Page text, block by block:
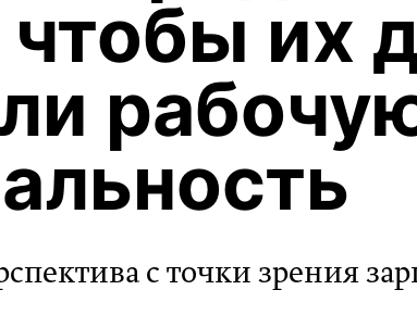
чтобы их
с точки зрения